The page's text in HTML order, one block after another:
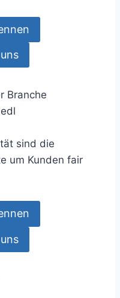
Branche
sind die
um Kunden fair